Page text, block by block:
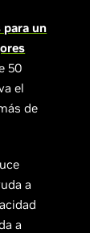
para un
50
el
de
a
a